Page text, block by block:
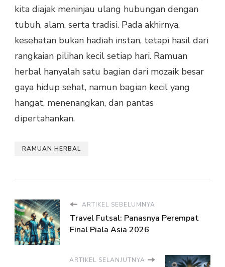
kita diajak meninjau ulang hubungan dengan
tubuh, alam, serta tradisi. Pada akhirnya,
kesehatan bukan hadiah instan, tetapi hasil dari
rangkaian pilihan kecil setiap hari. Ramuan
herbal hanyalah satu bagian dari mozaik besar
gaya hidup sehat, namun bagian kecil yang
hangat, menenangkan, dan pantas
dipertahankan.
RAMUAN HERBAL
ARTIKEL SEBELUMNYA
Travel Futsal: Panasnya Perempat
Final Piala Asia 2026
ARTIKEL SELANJUTNYA